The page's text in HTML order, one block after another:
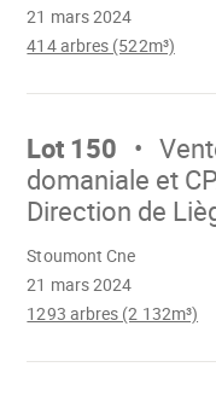
21 mars 2024
414 arbres (522m³)
Aller
Lot 150
domaniale et
Direction de
21 mars 2024
Stoumont Cne
1293 arbres (2 132m³)
Aller